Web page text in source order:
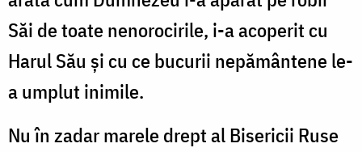
Săi de toate nenorocirile, i-a acoperit cu
Harul Său şi cu ce bucurii nepământene le-
a umplut inimile.
Nu în zadar marele drept al Bisericii Ruse